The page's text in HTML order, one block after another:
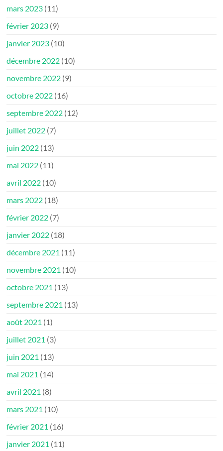
mars 2023 (11)
février 2023 (9)
janvier 2023 (10)
décembre 2022 (10)
novembre 2022 (9)
octobre 2022 (16)
septembre 2022 (12)
juillet 2022 (7)
juin 2022 (13)
mai 2022 (11)
avril 2022 (10)
mars 2022 (18)
février 2022 (7)
janvier 2022 (18)
décembre 2021 (11)
novembre 2021 (10)
octobre 2021 (13)
septembre 2021 (13)
août 2021 (1)
juillet 2021 (3)
juin 2021 (13)
mai 2021 (14)
avril 2021 (8)
mars 2021 (10)
février 2021 (16)
janvier 2021 (11)